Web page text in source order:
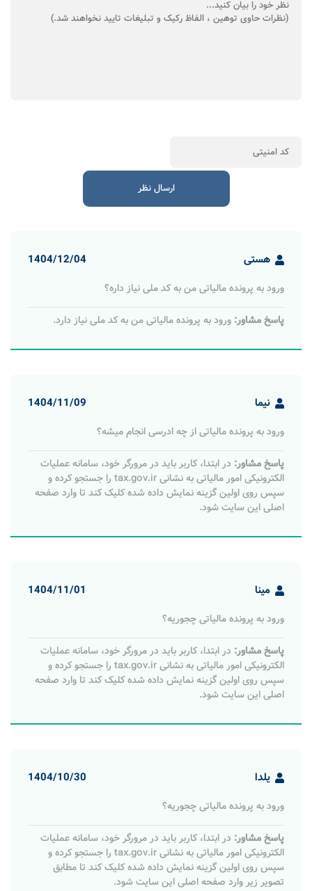
هستی 1404/12/04
ورود به پرونده مالیاتی من به کد ملی نیاز داره؟
پاسخ مشاور: ورود به پرونده مالیاتی من به کد ملی نیاز دارد.
نیما 1404/11/09
ورود به پرونده مالیاتی از چه ادرسی انجام میشه؟
پاسخ مشاور: در ابتدا، کاربر باید در مرورگر خود، سامانه عملیات
الکترونیکی امور مالیاتی به نشانی tax.gov.ir را جستجو کرده و
سپس روی اولین گزینه نمایش داده شده کلیک کند تا وارد صفحه
اصلی این سایت شود.
مینا 1404/11/01
ورود به پرونده مالیاتی چجوریه؟
پاسخ مشاور: در ابتدا، کاربر باید در مرورگر خود، سامانه عملیات
الکترونیکی امور مالیاتی به نشانی tax.gov.ir را جستجو کرده و
سپس روی اولین گزینه نمایش داده شده کلیک کند تا وارد صفحه
اصلی این سایت شود.
یلدا 1404/10/30
ورود به پرونده مالیاتی چجوریه؟
پاسخ مشاور: در ابتدا، کاربر باید در مرورگر خود، سامانه عملیات
الکترونیکی امور مالیاتی به نشانی tax.gov.ir را جستجو کرده و
سپس روی اولین گزینه نمایش داده شده کلیک کند تا مطابق
تصویر زیر وارد صفحه اصلی این سایت شود.